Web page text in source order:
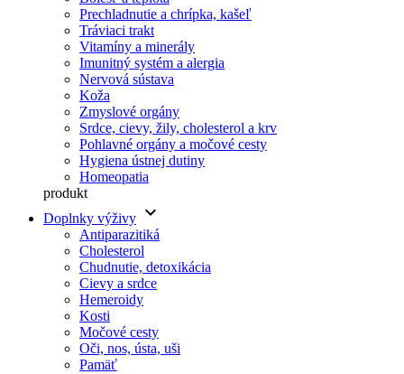
Prechladnutie a chrípka, kašeľ
Tráviaci trakt
Vitamíny a minerály
Imunitný systém a alergia
Nervová sústava
Koža
Zmyslové orgány
Srdce, cievy, žily, cholesterol a krv
Pohlavné orgány a močové cesty
Hygiena ústnej dutiny
Homeopatia
produkt
Doplnky výživy keyboard_arrow_down
Antiparazitiká
Cholesterol
Chudnutie, detoxikácia
Cievy a srdce
Hemeroidy
Kosti
Močové cesty
Oči, nos, ústa, uši
Pamäť